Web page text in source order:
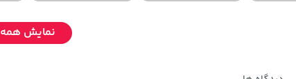
نمایش همه